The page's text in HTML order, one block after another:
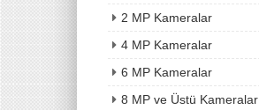
2 MP Kameralar
4 MP Kameralar
6 MP Kameralar
8 MP ve Üstü Kameralar